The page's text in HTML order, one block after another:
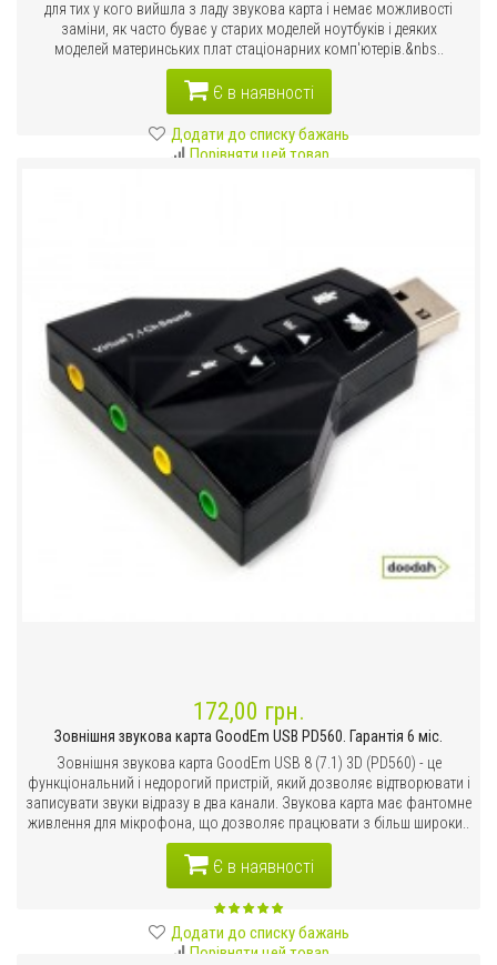
для тих у кого вийшла з ладу звукова карта і немає можливості
заміни, як часто буває у старих моделей ноутбуків і деяких
моделей материнських плат стаціонарних комп'ютерів.&nbs..
Є в наявності
Додати до списку бажань
Порівняти цей товар
172,00 грн.
Зовнішня звукова карта GoodEm USB PD560. Гарантія 6 міс.
Зовнішня звукова карта GoodEm USB 8 (7.1) 3D (PD560) - це
функціональний і недорогий пристрій, який дозволяє відтворювати і
записувати звуки відразу в два канали. Звукова карта має фантомне
живлення для мікрофона, що дозволяє працювати з більш широки..
Є в наявності
Додати до списку бажань
Порівняти цей товар